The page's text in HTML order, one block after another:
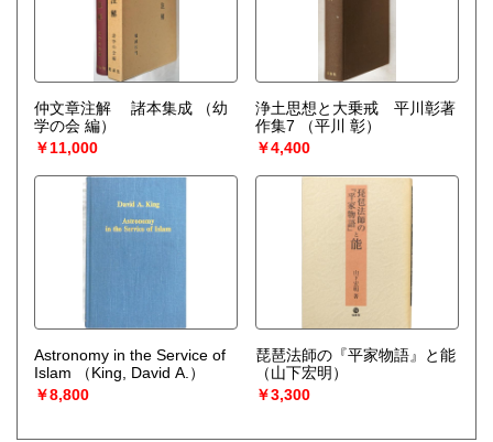
仲文章注解 諸本集成
（幼
学の会 編）
￥11,000
浄土思想と大乗戒 平川彰著
作集7
（平川 彰）
￥4,400
Astronomy in the Service of
Islam
（King, David A.）
￥8,800
琵琶法師の『平家物語』と能
（山下宏明）
￥3,300